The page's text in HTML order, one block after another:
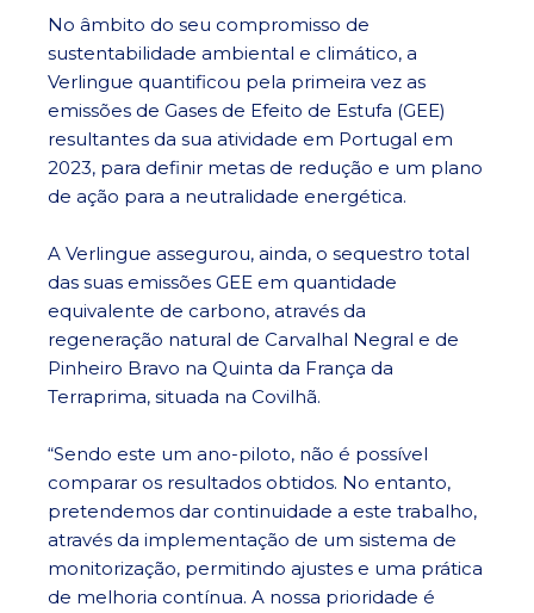
No âmbito do seu compromisso de
sustentabilidade ambiental e climático, a
Verlingue quantificou pela primeira vez as
emissões de Gases de Efeito de Estufa (GEE)
resultantes da sua atividade em Portugal em
2023, para definir metas de redução e um plano
de ação para a neutralidade energética.
A Verlingue assegurou, ainda, o sequestro total
das suas emissões GEE em quantidade
equivalente de carbono, através da
regeneração natural de Carvalhal Negral e de
Pinheiro Bravo na Quinta da França da
Terraprima, situada na Covilhã.
“Sendo este um ano-piloto, não é possível
comparar os resultados obtidos. No entanto,
pretendemos dar continuidade a este trabalho,
através da implementação de um sistema de
monitorização, permitindo ajustes e uma prática
de melhoria contínua. A nossa prioridade é